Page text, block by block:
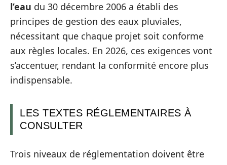
l’eau du 30 décembre 2006 a établi des
principes de gestion des eaux pluviales,
nécessitant que chaque projet soit conforme
aux règles locales. En 2026, ces exigences vont
s’accentuer, rendant la conformité encore plus
indispensable.
LES TEXTES RÉGLEMENTAIRES À
CONSULTER
Trois niveaux de réglementation doivent être